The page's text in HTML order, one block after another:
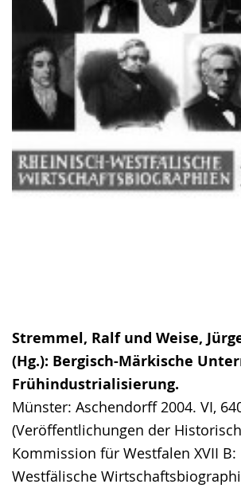
Stremmel, Ralf und Weise,
(Hg.): Bergisch-Märkische
Frühindustrialisierung.
Münster: Aschendorff 2004. VI,
(Veröffentlichungen der
Kommission für Westfalen XVII B:
Westfälische